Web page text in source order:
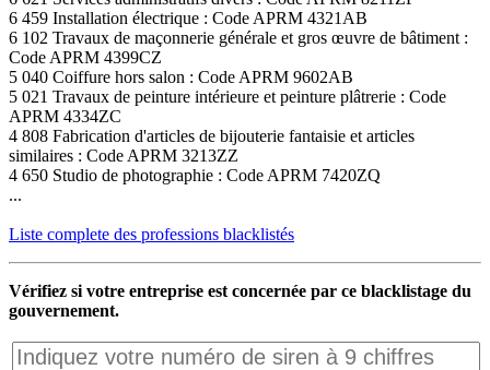
6 459 Installation électrique : Code APRM 4321AB
6 102 Travaux de maçonnerie générale et gros œuvre de bâtiment :
Code APRM 4399CZ
5 040 Coiffure hors salon : Code APRM 9602AB
5 021 Travaux de peinture intérieure et peinture plâtrerie : Code
APRM 4334ZC
4 808 Fabrication d'articles de bijouterie fantaisie et articles
similaires : Code APRM 3213ZZ
4 650 Studio de photographie : Code APRM 7420ZQ
...
Liste complete des professions blacklistés
Vérifiez si votre entreprise est concernée par ce blacklistage du
gouvernement.